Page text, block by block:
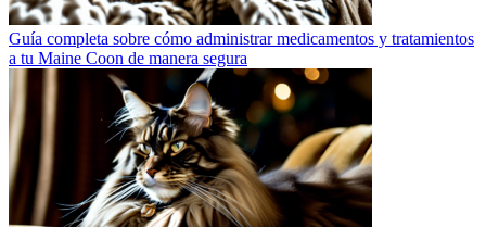
Guía completa sobre cómo administrar medicamentos y tratamientos
a tu Maine Coon de manera segura